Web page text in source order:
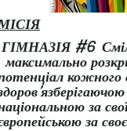
ГІМНАЗІЯ #6
кожного
’
за
за